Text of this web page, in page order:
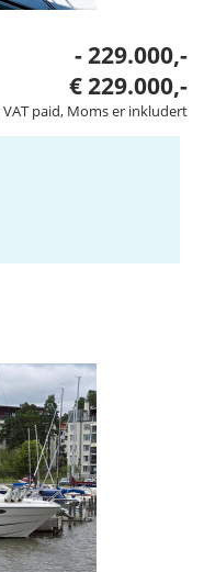
- 229.000,-
€ 229.000,-
paid, Moms er inkludert